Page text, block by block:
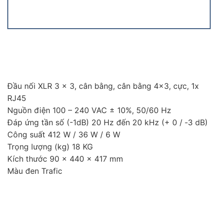
Đầu nối XLR 3 x 3, cân bằng, cân bằng 4×3, cực, 1x
RJ45
Nguồn điện 100 – 240 VAC ± 10%, 50/60 Hz
Đáp ứng tần số (-1dB) 20 Hz đến 20 kHz (+ 0 / ‑3 dB)
Công suất 412 W / 36 W / 6 W
Trọng lượng (kg) 18 KG
Kích thước 90 x 440 x 417 mm
Màu đen Trafic